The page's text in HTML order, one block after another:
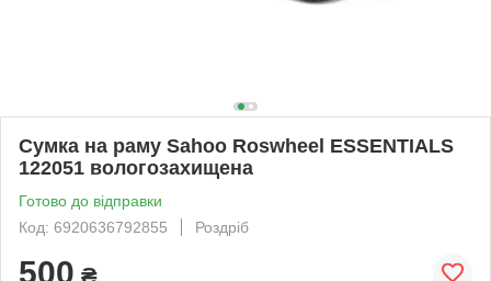
Сумка на раму Sahoo Roswheel ESSENTIALS
122051 вологозахищена
Готово до відправки
Код: 6920636792855
Роздріб
500